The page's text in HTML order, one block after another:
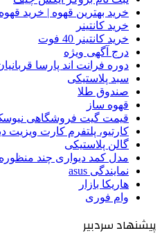
خرید بهترین قهوه | خرید
خرید کانتینر
خرید کانتینر 40 فوت
درج آگهی ویژه
دوره فرانت اند پارسا
سبد پلاستیکی
صندوق طلا
قهوه ساز
قیمت گیت فروشگاهی
کارتیو، پلتفرم کارت ویزیت
گالن پلاستیکی
مدل کمد دیواری چند منظوره
نمایندگی asus
هاریکا بازار
وام فوری
پیشنهاد سردبیر